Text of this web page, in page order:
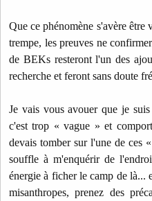
Que ce phénomène s'avère
trempe, les preuves ne
de BEKs resteront l'un des
recherche et feront sans doute
Je vais vous avouer que je
c'est trop « vague » et
devais tomber sur l'une de ces
souffle à m'enquérir de
énergie à ficher le camp de là...
misanthropes, prenez des